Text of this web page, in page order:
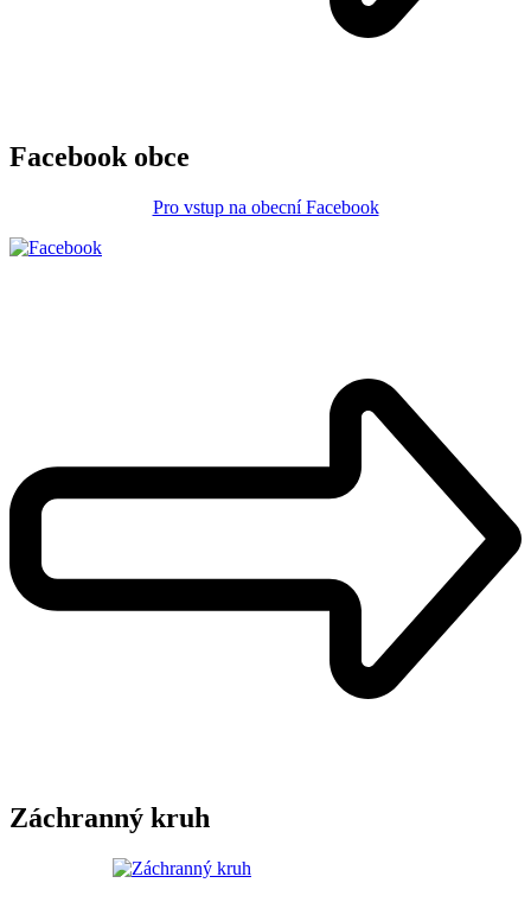
Facebook obce
Pro vstup na obecní Facebook
Záchranný kruh